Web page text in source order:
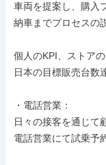
車両を提案し、購入
納車までプロセスの
個人のKPI、ストア
日本の目標販売台数
・電話営業：
日々の接客を通じて
電話営業にて試乗予